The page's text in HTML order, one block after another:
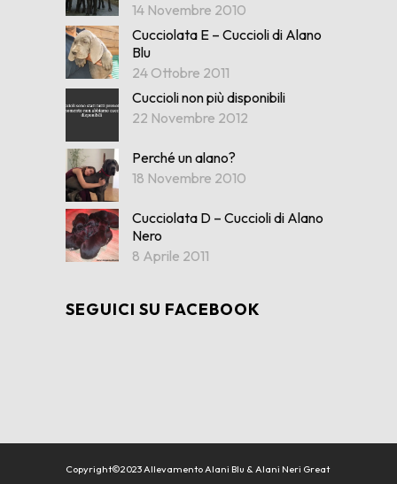
14 Novembre 2010
Cucciolata E – Cuccioli di Alano
Blu
24 Ottobre 2011
Cuccioli non più disponibili
22 Novembre 2012
Perché un alano?
18 Novembre 2010
Cucciolata D – Cuccioli di Alano
Nero
8 Aprile 2011
SEGUICI SU FACEBOOK
Copyright©2023 Allevamento Alani Blu & Alani Neri Great